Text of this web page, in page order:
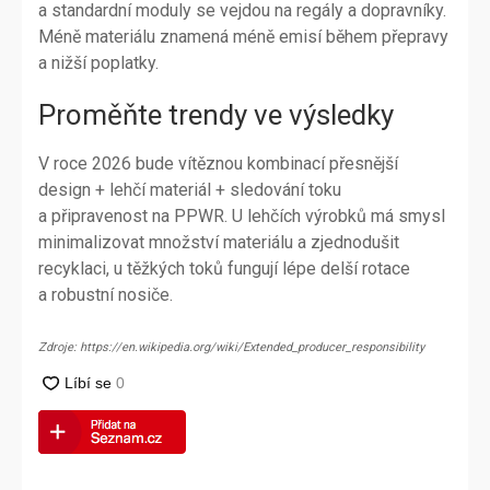
a standardní moduly se vejdou na regály a dopravníky.
Méně materiálu znamená méně emisí během přepravy
a nižší poplatky.
Proměňte trendy ve výsledky
V roce 2026 bude vítěznou kombinací přesnější
design + lehčí materiál + sledování toku
a připravenost na PPWR. U lehčích výrobků má smysl
minimalizovat množství materiálu a zjednodušit
recyklaci, u těžkých toků fungují lépe delší rotace
a robustní nosiče.
Zdroje: https://en.wikipedia.org/wiki/Extended_producer_responsibility